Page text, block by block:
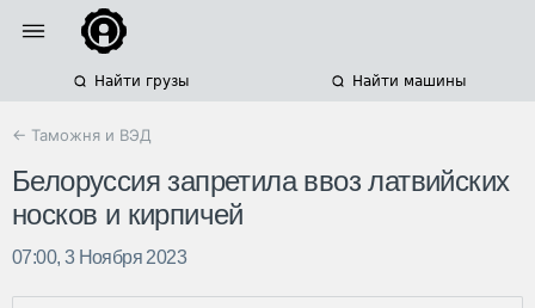
Найти грузы Найти машины
← Таможня и ВЭД
Белоруссия запретила ввоз латвийских
носков и кирпичей
07:00, 3 Ноября 2023